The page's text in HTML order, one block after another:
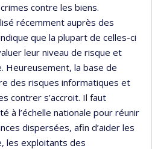
contre les biens.
récemment auprès des
que la plupart de celles-ci
leur niveau de risque et
Heureusement, la base de
des risques informatiques et
contrer s’accroit. Il faut
à l’échelle nationale pour réunir
dispersées, afin d’aider les
les exploitants des